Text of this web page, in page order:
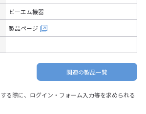
ビーエム機器
製品ページ
関連の製品一覧
る際に、ログイン・フォーム入力等を求められる